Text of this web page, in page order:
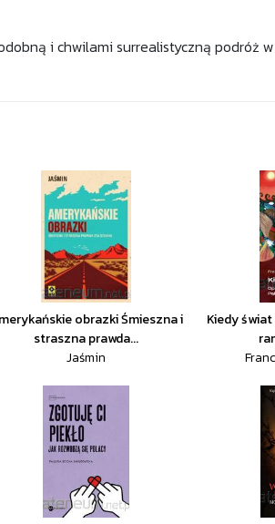
i chwilami surrealistyczną podróż
obrazki Śmieszna i
straszna prawda...
Jaśmin
Kiedy świat